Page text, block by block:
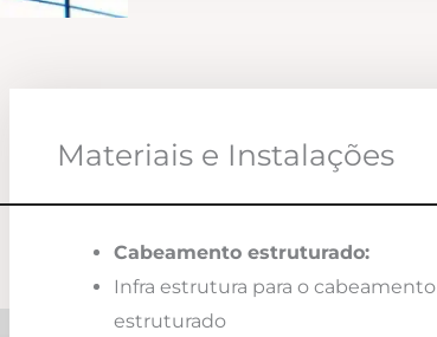
Materiais e Instalações
Cabeamento estruturado:
Infra estrutura para o cabeamento
estruturado